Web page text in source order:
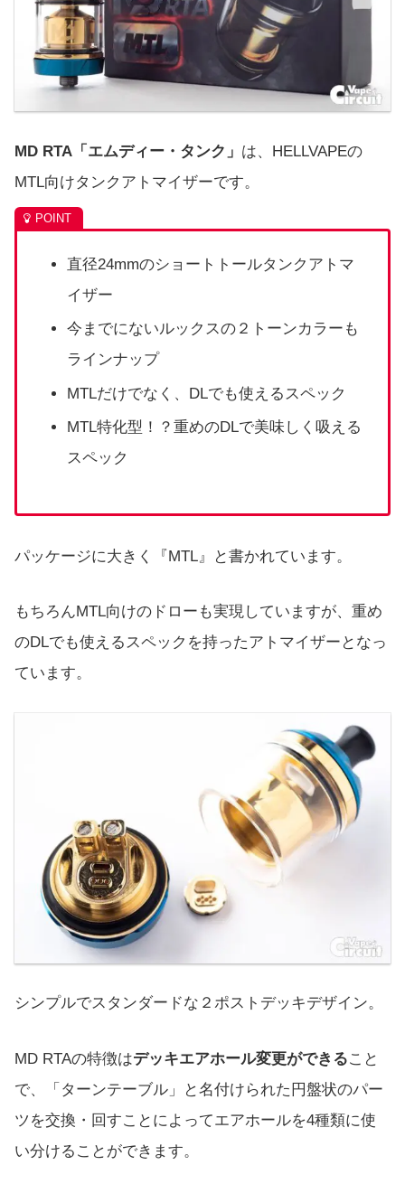
MD RTA「エムディー・タンク」 は、HELLVAPEの
MTL向けタンクアトマイザーです。
直径24mmのショートトールタンクアトマ
イザー
今までにないルックスの２トーンカラーも
ラインナップ
MTLだけでなく、DLでも使えるスペック
MTL特化型！？重めのDLで美味しく吸える
スペック
パッケージに大きく『MTL』と書かれています。
もちろんMTL向けのドローも実現していますが、重め
のDLでも使えるスペックを持ったアトマイザーとなっ
ています。
シンプルでスタンダードな２ポストデッキデザイン。
MD RTAの特徴はデッキエアホール変更ができること
で、「ターンテーブル」と名付けられた円盤状のパー
ツを交換・回すことによってエアホールを4種類に使
い分けることができます。